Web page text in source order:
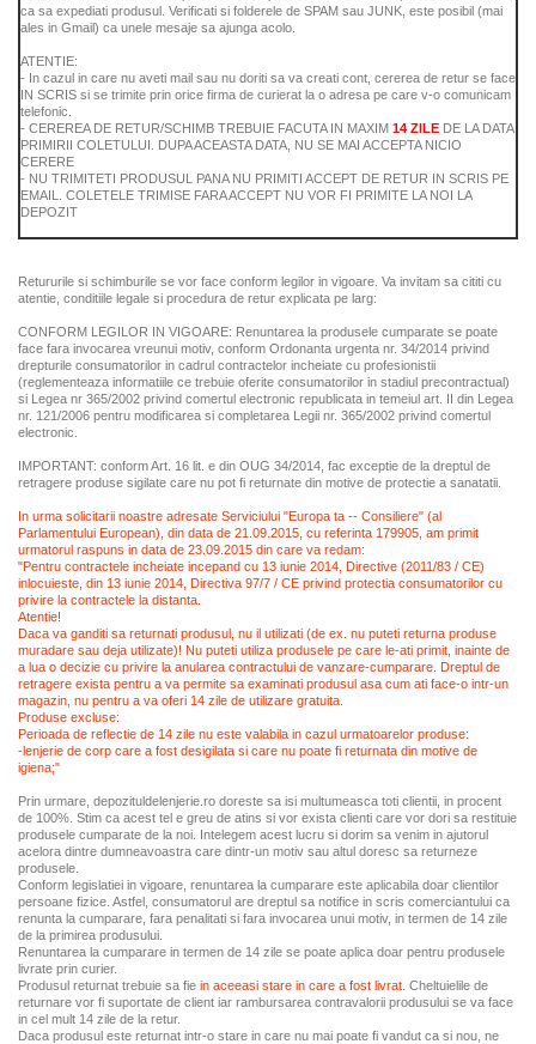
ca sa expediati produsul. Verificati si folderele de SPAM sau JUNK, este posibil (mai
ales in Gmail) ca unele mesaje sa ajunga acolo.
ATENTIE:
- In cazul in care nu aveti mail sau nu doriti sa va creati cont, cererea de retur se face
IN SCRIS si se trimite prin orice firma de curierat la o adresa pe care v-o comunicam
telefonic.
- CEREREA DE RETUR/SCHIMB TREBUIE FACUTA IN MAXIM 14 ZILE DE LA DATA
PRIMIRII COLETULUI. DUPA ACEASTA DATA, NU SE MAI ACCEPTA NICIO
CERERE
- NU TRIMITETI PRODUSUL PANA NU PRIMITI ACCEPT DE RETUR IN SCRIS PE
EMAIL. COLETELE TRIMISE FARA ACCEPT NU VOR FI PRIMITE LA NOI LA
DEPOZIT
Retururile si schimburile se vor face conform legilor in vigoare. Va invitam sa cititi cu
atentie, conditiile legale si procedura de retur explicata pe larg:
CONFORM LEGILOR IN VIGOARE: Renuntarea la produsele cumparate se poate
face fara invocarea vreunui motiv, conform Ordonanta urgenta nr. 34/2014 privind
drepturile consumatorilor in cadrul contractelor incheiate cu profesionistii
(reglementeaza informatiile ce trebuie oferite consumatorilor in stadiul precontractual)
si Legea nr 365/2002 privind comertul electronic republicata in temeiul art. II din Legea
nr. 121/2006 pentru modificarea si completarea Legii nr. 365/2002 privind comertul
electronic.
IMPORTANT: conform Art. 16 lit. e din OUG 34/2014, fac exceptie de la dreptul de
retragere produse sigilate care nu pot fi returnate din motive de protectie a sanatatii.
In urma solicitarii noastre adresate Serviciului "Europa ta -- Consiliere" (al
Parlamentului European), din data de 21.09.2015, cu referinta 179905, am primit
urmatorul raspuns in data de 23.09.2015 din care va redam:
"Pentru contractele incheiate incepand cu 13 iunie 2014, Directive (2011/83 / CE)
inlocuieste, din 13 iunie 2014, Directiva 97/7 / CE privind protectia consumatorilor cu
privire la contractele la distanta.
Atentie!
Daca va ganditi sa returnati produsul, nu il utilizati (de ex. nu puteti returna produse
muradare sau deja utilizate)! Nu puteti utiliza produsele pe care le-ati primit, inainte de
a lua o decizie cu privire la anularea contractului de vanzare-cumparare. Dreptul de
retragere exista pentru a va permite sa examinati produsul asa cum ati face-o intr-un
magazin, nu pentru a va oferi 14 zile de utilizare gratuita.
Produse excluse:
Perioada de reflectie de 14 zile nu este valabila in cazul urmatoarelor produse:
-lenjerie de corp care a fost desigilata si care nu poate fi returnata din motive de
igiena;"
Prin urmare, depozituldelenjerie.ro doreste sa isi multumeasca toti clientii, in procent
de 100%. Stim ca acest tel e greu de atins si vor exista clienti care vor dori sa restituie
produsele cumparate de la noi. Intelegem acest lucru si dorim sa venim in ajutorul
acelora dintre dumneavoastra care dintr-un motiv sau altul doresc sa returneze
produsele.
Conform legislatiei in vigoare, renuntarea la cumparare este aplicabila doar clientilor
persoane fizice. Astfel, consumatorul are dreptul sa notifice in scris comerciantului ca
renunta la cumparare, fara penalitati si fara invocarea unui motiv, in termen de 14 zile
de la primirea produsului.
Renuntarea la cumparare in termen de 14 zile se poate aplica doar pentru produsele
livrate prin curier.
Produsul returnat trebuie sa fie in aceeasi stare in care a fost livrat . Cheltuielile de
returnare vor fi suportate de client iar rambursarea contravalorii produsului se va face
in cel mult 14 zile de la retur.
Daca produsul este returnat intr-o stare in care nu mai poate fi vandut ca si nou, ne